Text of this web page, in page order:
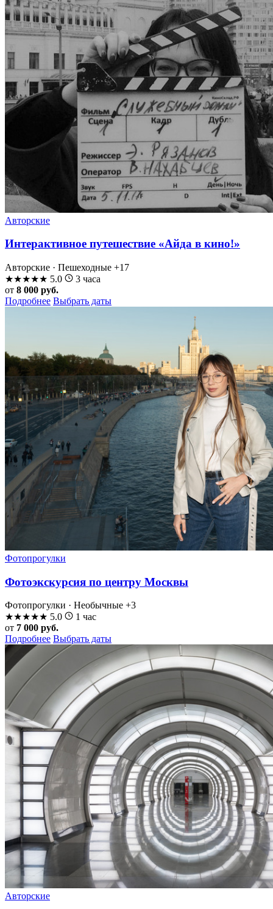
Авторские
Интерактивное путешествие «Айда в кино!»
Авторские · Пешеходные +17
★★★★★ 5.0
3 часа
от 8 000 руб.
Подробнее Выбрать даты
Фотопрогулки
Фотоэкскурсия по центру Москвы
Фотопрогулки · Необычные +3
★★★★★ 5.0
1 час
от 7 000 руб.
Подробнее Выбрать даты
Авторские